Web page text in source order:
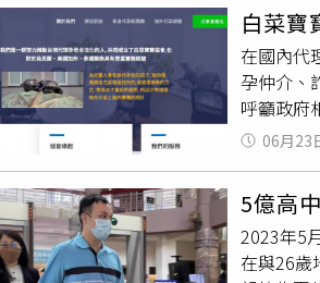
安安與
而認識
程」，為
旅遊時，
身，有配
2021年7
到台北市
言聽計從
起居，做
白菜寶
在國內代
孕仲介、
呼籲政府
母誕下龍
國人跨
段搾取
續改與吳
後人間蒸
了解到，
06月23
5億高
2023年5
在與26歲